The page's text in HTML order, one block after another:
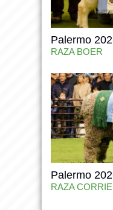
Palermo
RAZA BOER
Palermo
RAZA